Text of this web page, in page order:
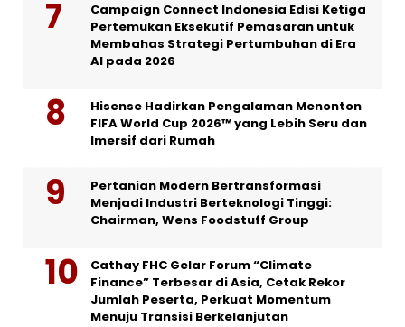
Campaign Connect Indonesia Edisi Ketiga
Pertemukan Eksekutif Pemasaran untuk
Membahas Strategi Pertumbuhan di Era
AI pada 2026
Hisense Hadirkan Pengalaman Menonton
FIFA World Cup 2026™ yang Lebih Seru dan
Imersif dari Rumah
Pertanian Modern Bertransformasi
Menjadi Industri Berteknologi Tinggi:
Chairman, Wens Foodstuff Group
Cathay FHC Gelar Forum “Climate
Finance” Terbesar di Asia, Cetak Rekor
Jumlah Peserta, Perkuat Momentum
Menuju Transisi Berkelanjutan